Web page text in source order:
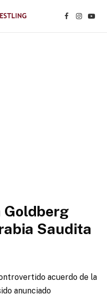
Facebook
Goldberg
Saudita
acuerdo de la
anunciado